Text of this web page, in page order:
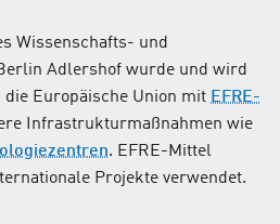
Wissenschafts- und
Adlershof wurde und wird
Europäische Union mit EFRE-
Infrastrukturmaßnahmen wie
. EFRE-Mittel
Projekte verwendet.